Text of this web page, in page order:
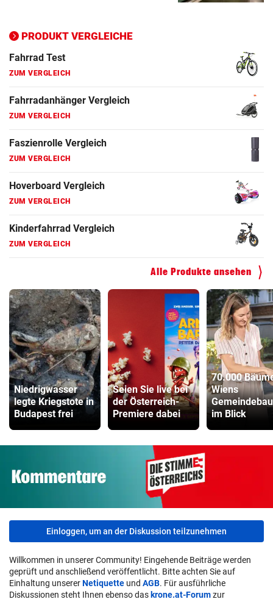
PRODUKT VERGLEICHE
ZUM VERGLEICH
Fahrrad Test
ZUM VERGLEICH
Fahrradanhänger Vergleich
ZUM VERGLEICH
Faszienrolle Vergleich
ZUM VERGLEICH
Hoverboard Vergleich
ZUM VERGLEICH
Kinderfahrrad Vergleich
ZUM VERGLEICH
Alle Produkte ansehen
Niedrigwasser
legte Kriegstote in
Budapest frei
Seien Sie live bei
der Österreich-
Premiere dabei
70.000
Wiens
im Blick
Einloggen, um an der Diskussion teilzunehmen
Willkommen in unserer Community! Eingehende Beiträge werden
geprüft und anschließend veröffentlicht. Bitte achten Sie auf
Einhaltung unsererNetiquette und AGB. Für ausführliche
Diskussionen steht Ihnen ebenso das krone.at-Forumzur